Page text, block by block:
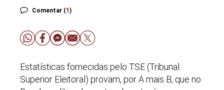
Comentar (1)
Estatísticas fornecidas pelo TSE (Tribunal
Superior Eleitoral) provam, por A mais B, que no